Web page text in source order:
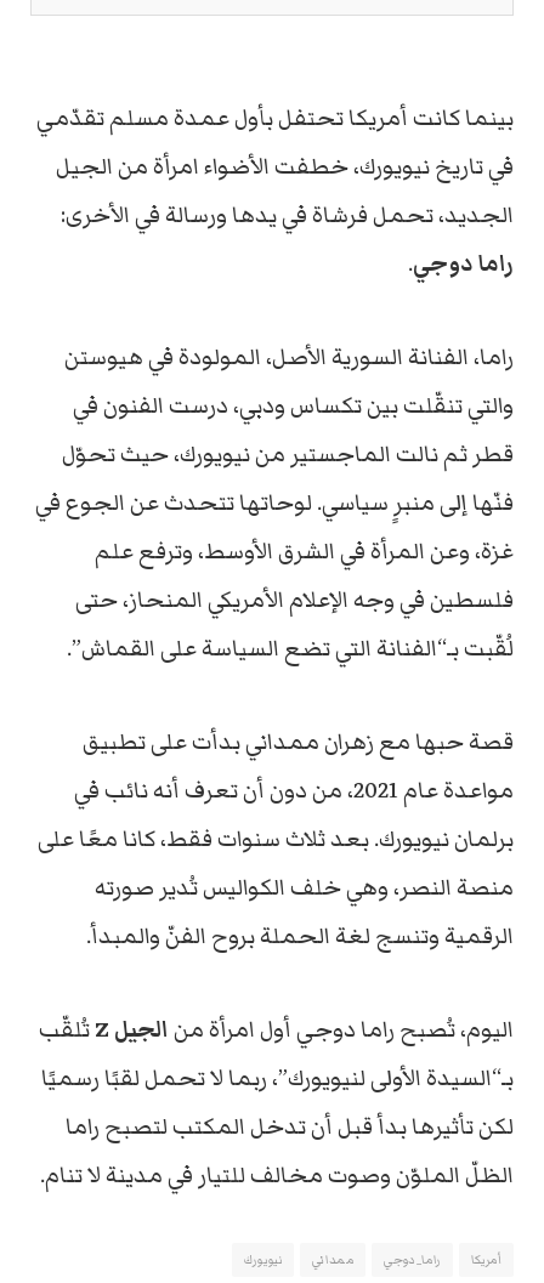
بينما كانت أمريكا تحتفل بأول عمدة مسلم تقدّمي
في تاريخ نيويورك، خطفت الأضواء امرأة من الجيل
الجديد، تحمل فرشاة في يدها ورسالة في الأخرى:
راما دوجي.
راما، الفنانة السورية الأصل، المولودة في هيوستن
والتي تنقّلت بين تكساس ودبي، درست الفنون في
قطر ثم نالت الماجستير من نيويورك، حيث تحوّل
فنّها إلى منبرٍ سياسي. لوحاتها تتحدث عن الجوع في
غزة، وعن المرأة في الشرق الأوسط، وترفع علم
فلسطين في وجه الإعلام الأمريكي المنحاز، حتى
لُقّبت بـ“الفنانة التي تضع السياسة على القماش”.
قصة حبها مع زهران ممداني بدأت على تطبيق
مواعدة عام 2021، من دون أن تعرف أنه نائب في
برلمان نيويورك. بعد ثلاث سنوات فقط، كانا معًا على
منصة النصر، وهي خلف الكواليس تُدير صورته
الرقمية وتنسج لغة الحملة بروح الفنّ والمبدأ.
اليوم، تُصبح راما دوجي أول امرأة من الجيل Z
تُلقّب
بـ“السيدة الأولى لنيويورك”، ربما لا تحمل لقبًا رسميًا
لكن تأثيرها بدأ قبل أن تدخل المكتب لتصبح راما
الظلّ الملوّن وصوت مخالف للتيار في مدينة لا تنام.
أمريكا راما_دوجي ممداني نيويورك